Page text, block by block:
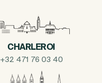
CHARLEROI
+32 471 76 03 40